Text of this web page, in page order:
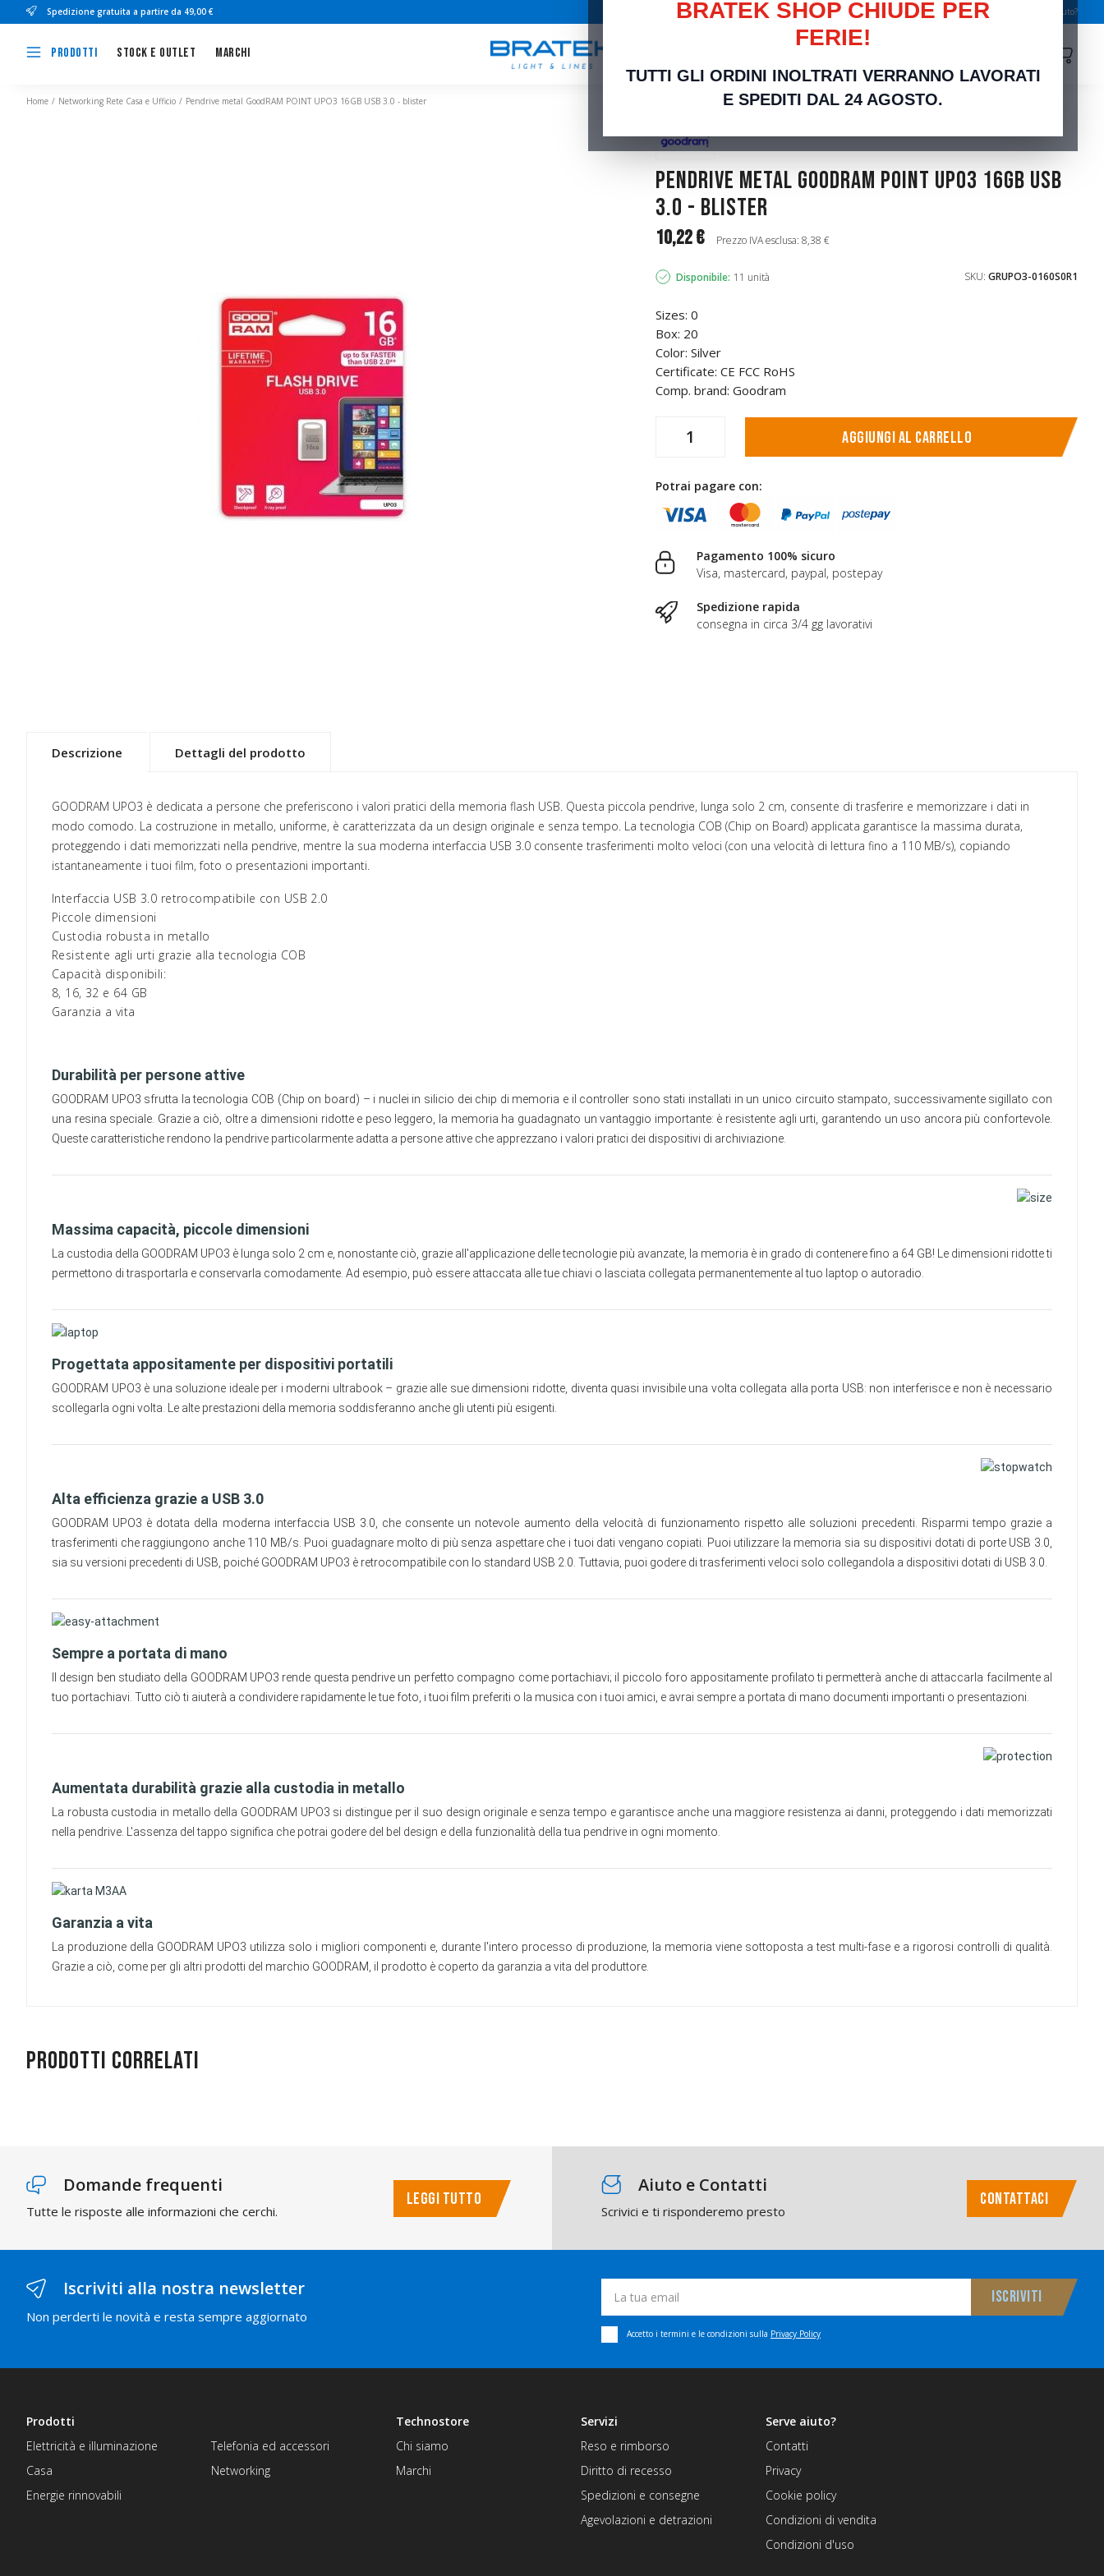
Spedizione gratuita a partire da 49,00 € Serve aiuto?
Prodotti Stock e outlet Marchi
BRATEK SHOP CHIUDE PER
FERIE!
TUTTI GLI ORDINI INOLTRATI VERRANNO LAVORATI
E SPEDITI DAL 24 AGOSTO.
Home Networking Rete Casa e Ufficio Pendrive metal GoodRAM POINT UPO3 16GB USB 3.0 - blister
Pendrive metal GoodRAM POINT UPO3 16GB USB
3.0 - blister
10,22 € Prezzo IVA esclusa: 8,38 €
Disponibile: 11 unità SKU: GRUPO3-0160S0R1
Sizes: 0
Box: 20
Color: Silver
Certificate: CE FCC RoHS
Comp. brand: Goodram
Aggiungi al carrello
Potrai pagare con:
Pagamento 100% sicuro
Visa, mastercard, paypal, postepay
Spedizione rapida
consegna in circa 3/4 gg lavorativi
Descrizione Dettagli del prodotto
GOODRAM UPO3 è dedicata a persone che preferiscono i valori pratici della memoria flash USB. Questa piccola pendrive, lunga solo 2 cm, consente di trasferire e memorizzare i dati in
modo comodo. La costruzione in metallo, uniforme, è caratterizzata da un design originale e senza tempo. La tecnologia COB (Chip on Board) applicata garantisce la massima durata,
proteggendo i dati memorizzati nella pendrive, mentre la sua moderna interfaccia USB 3.0 consente trasferimenti molto veloci (con una velocità di lettura fino a 110 MB/s), copiando
istantaneamente i tuoi film, foto o presentazioni importanti.
Interfaccia USB 3.0 retrocompatibile con USB 2.0
Piccole dimensioni
Custodia robusta in metallo
Resistente agli urti grazie alla tecnologia COB
Capacità disponibili:
8, 16, 32 e 64 GB
Garanzia a vita
Durabilità per persone attive
GOODRAM UPO3 sfrutta la tecnologia COB (Chip on board) – i nuclei in silicio dei chip di memoria e il controller sono stati installati in un unico circuito stampato, successivamente sigillato con
una resina speciale. Grazie a ciò, oltre a dimensioni ridotte e peso leggero, la memoria ha guadagnato un vantaggio importante: è resistente agli urti, garantendo un uso ancora più confortevole.
Queste caratteristiche rendono la pendrive particolarmente adatta a persone attive che apprezzano i valori pratici dei dispositivi di archiviazione.
Massima capacità, piccole dimensioni
La custodia della GOODRAM UPO3 è lunga solo 2 cm e, nonostante ciò, grazie all'applicazione delle tecnologie più avanzate, la memoria è in grado di contenere fino a 64 GB! Le dimensioni ridotte ti
permettono di trasportarla e conservarla comodamente. Ad esempio, può essere attaccata alle tue chiavi o lasciata collegata permanentemente al tuo laptop o autoradio.
Progettata appositamente per dispositivi portatili
GOODRAM UPO3 è una soluzione ideale per i moderni ultrabook – grazie alle sue dimensioni ridotte, diventa quasi invisibile una volta collegata alla porta USB: non interferisce e non è necessario
scollegarla ogni volta. Le alte prestazioni della memoria soddisferanno anche gli utenti più esigenti.
Alta efficienza grazie a USB 3.0
GOODRAM UPO3 è dotata della moderna interfaccia USB 3.0, che consente un notevole aumento della velocità di funzionamento rispetto alle soluzioni precedenti. Risparmi tempo grazie a
trasferimenti che raggiungono anche 110 MB/s. Puoi guadagnare molto di più senza aspettare che i tuoi dati vengano copiati. Puoi utilizzare la memoria sia su dispositivi dotati di porte USB 3.0,
sia su versioni precedenti di USB, poiché GOODRAM UPO3 è retrocompatibile con lo standard USB 2.0. Tuttavia, puoi godere di trasferimenti veloci solo collegandola a dispositivi dotati di USB 3.0.
Sempre a portata di mano
Il design ben studiato della GOODRAM UPO3 rende questa pendrive un perfetto compagno come portachiavi; il piccolo foro appositamente profilato ti permetterà anche di attaccarla facilmente al
tuo portachiavi. Tutto ciò ti aiuterà a condividere rapidamente le tue foto, i tuoi film preferiti o la musica con i tuoi amici, e avrai sempre a portata di mano documenti importanti o presentazioni.
Aumentata durabilità grazie alla custodia in metallo
La robusta custodia in metallo della GOODRAM UPO3 si distingue per il suo design originale e senza tempo e garantisce anche una maggiore resistenza ai danni, proteggendo i dati memorizzati
nella pendrive. L'assenza del tappo significa che potrai godere del bel design e della funzionalità della tua pendrive in ogni momento.
Garanzia a vita
La produzione della GOODRAM UPO3 utilizza solo i migliori componenti e, durante l'intero processo di produzione, la memoria viene sottoposta a test multi-fase e a rigorosi controlli di qualità.
Grazie a ciò, come per gli altri prodotti del marchio GOODRAM, il prodotto è coperto da garanzia a vita del produttore.
Prodotti correlati
Domande frequenti
Tutte le risposte alle informazioni che cerchi.
LEGGI TUTTO
Aiuto e Contatti
Scrivici e ti risponderemo presto
CONTATTACI
Iscriviti alla nostra newsletter
Non perderti le novità e resta sempre aggiornato
Accetto i termini e le condizioni sulla Privacy Policy
Prodotti
Elettricità e illuminazione
Casa
Energie rinnovabili
Telefonia ed accessori
Networking
Technostore
Chi siamo
Marchi
Servizi
Reso e rimborso
Diritto di recesso
Spedizioni e consegne
Agevolazioni e detrazioni
Serve aiuto?
Contatti
Privacy
Cookie policy
Condizioni di vendita
Condizioni d'uso